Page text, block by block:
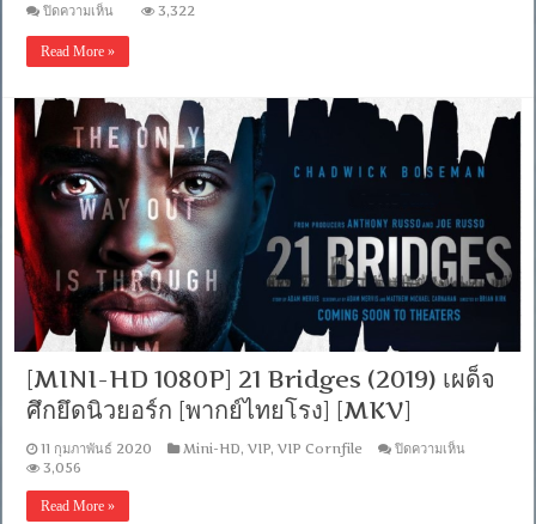
ปิดความเห็น
1080P]
Bridges
(2019)
เผด็จ
ศึก
นิวยอร์ก
[พากย์
ไทย
5.1
+
เสียง
อังกฤษ
DTS]
[บรรยาย
ไทย
อังกฤษ]
[MKV]
3,322
Read More »
[MINI-HD 1080P] 21 Bridges (2019) เผด็จ
ศึกยึดนิวยอร์ก [พากย์ไทยโรง] [MKV]
11 กุมภาพันธ์ 2020 Mini-HD,VIP,VIP Cornfile ปิดความเห็น
3,056
Read More »